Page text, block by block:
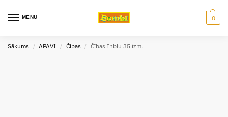
MENU 0
Sākums / APAVI / Čības / Čības Inblu 35 izm.